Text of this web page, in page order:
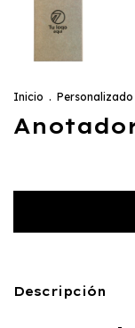
Inicio . Personalizado
Descripción